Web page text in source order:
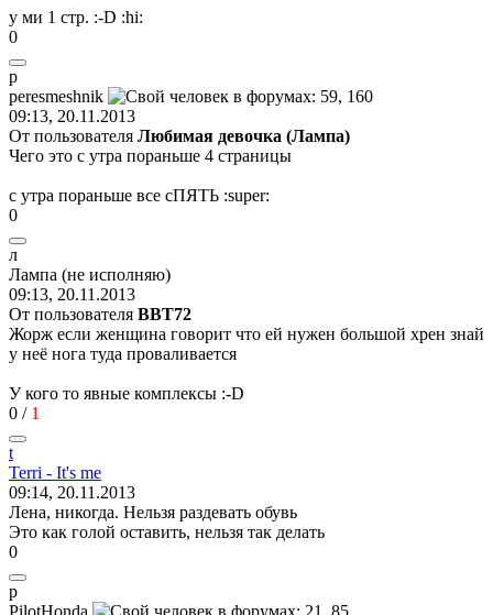
у ми 1 стр. :-D :hi:
0
p
peresmeshnik
09:13, 20.11.2013
От пользователя Любимая девочка (Лампа)
Чего это с утра пораньше 4 страницы
с утра пораньше все сПЯТЬ :super:
0
л
Лампa (не исполняю)
09:13, 20.11.2013
От пользователя ВВТ72
Жорж если женщина говорит что ей нужен большой хрен знай
у неё нога туда проваливается
У кого то явные комплексы :-D
0 / 1
t
Terri - It's me
09:14, 20.11.2013
Лена, никогда. Нельзя раздевать обувь
Это как голой оставить, нельзя так делать
0
p
PilotHonda